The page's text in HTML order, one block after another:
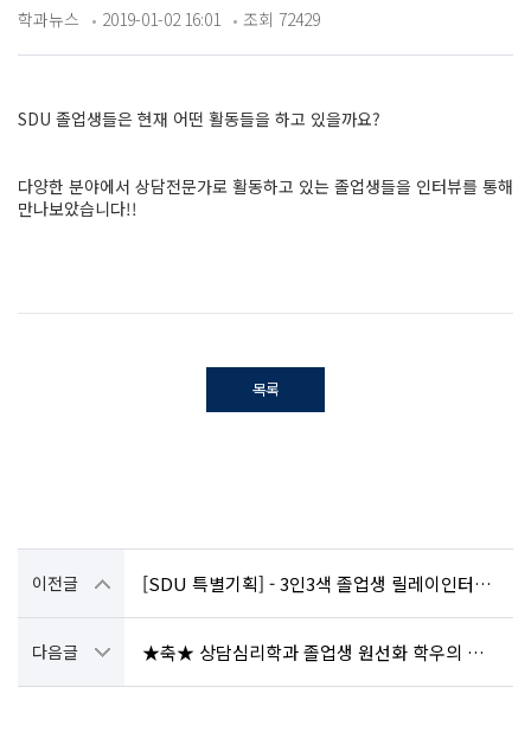
학과뉴스 2019-01-02 16:01 조회 72429
SDU 졸업생들은 현재 어떤 활동들을 하고 있을까요?
다양한 분야에서 상담전문가로 활동하고 있는 졸업생들을 인터뷰를 통해
만나보았습니다!!
목록
이전글 [SDU 특별기획] - 3인3색 졸업생 릴레이인터뷰② - 강은영 학우
다음글 ★축★ 상담심리학과 졸업생 원선화 학우의 수상 소식을 전합니다~!